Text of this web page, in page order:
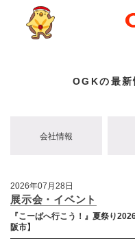
OGKの最新
会社情報
2026年07月28日
展示会・イベント
『こーばへ行こう！』夏祭り
阪市】